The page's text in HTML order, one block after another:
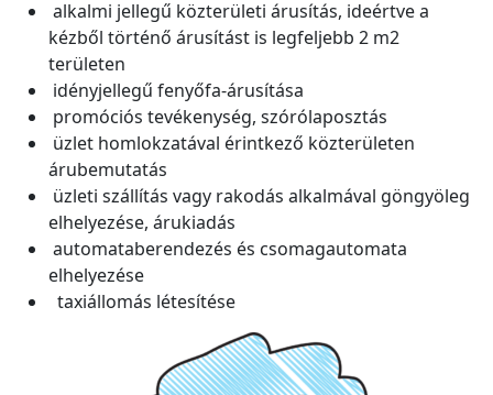
alkalmi jellegű közterületi árusítás, ideértve a
kézből történő árusítást is legfeljebb 2 m2
területen
idényjellegű fenyőfa-árusítása
promóciós tevékenység, szórólaposztás
üzlet homlokzatával érintkező közterületen
árubemutatás
üzleti szállítás vagy rakodás alkalmával göngyöleg
elhelyezése, árukiadás
automataberendezés és csomagautomata
elhelyezése
taxiállomás létesítése